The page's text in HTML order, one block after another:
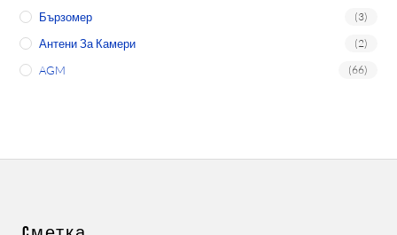
Бързомер (3)
Антени За Камери (2)
AGM (66)